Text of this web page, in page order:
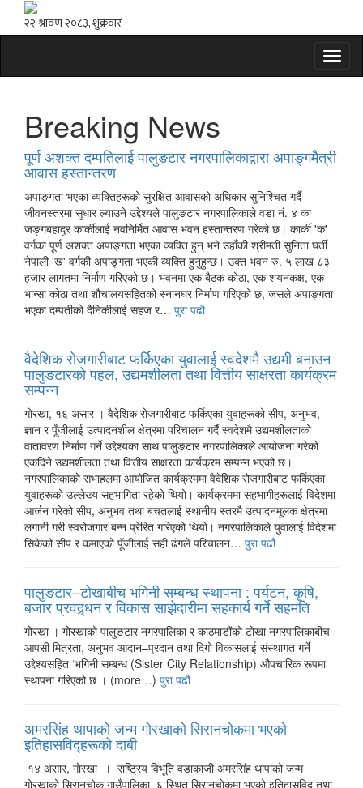
Breaking News
पूर्ण अशक्त दम्पतिलाई पालुङटार नगरपालिकाद्वारा अपाङ्गमैत्री
आवास हस्तान्तरण
अपाङ्गता भएका व्यक्तिहरूको सुरक्षित आवासको अधिकार सुनिश्चित गर्दै
जीवनस्तरमा सुधार ल्याउने उद्देश्यले पालुङटार नगरपालिकाले वडा नं. ४ का
जङ्गबहादुर कार्कीलाई नवनिर्मित आवास भवन हस्तान्तरण गरेको छ। कार्की 'क'
वर्गका पूर्ण अशक्त अपाङ्गता भएका व्यक्ति हुन् भने उहाँकी श्रीमती सुनिता घर्ती
नेपाली 'ख' वर्गकी अपाङ्गता भएकी व्यक्ति हुनुहुन्छ। उक्त भवन रु. ५ लाख ८३
हजार लागतमा निर्माण गरिएको छ। भवनमा एक बैठक कोठा, एक शयनकक्ष, एक
भान्सा कोठा तथा शौचालयसहितको स्नानघर निर्माण गरिएको छ, जसले अपाङ्गता
भएका दम्पतीको दैनिकीलाई सहज र… पुरा पढौ
वैदेशिक रोजगारीबाट फर्किएका युवालाई स्वदेशमै उद्यमी बनाउन
पालुङटारको पहल, उद्यमशीलता तथा वित्तीय साक्षरता कार्यक्रम
सम्पन्न
गोरखा, १६ असार । वैदेशिक रोजगारीबाट फर्किएका युवाहरूको सीप, अनुभव,
ज्ञान र पूँजीलाई उत्पादनशील क्षेत्रमा परिचालन गर्दै स्वदेशमै उद्यमशीलताको
वातावरण निर्माण गर्ने उद्देश्यका साथ पालुङटार नगरपालिकाले आयोजना गरेको
एकदिने उद्यमशीलता तथा वित्तीय साक्षरता कार्यक्रम सम्पन्न भएको छ।
नगरपालिकाको सभाहलमा आयोजित कार्यक्रममा वैदेशिक रोजगारीबाट फर्किएका
युवाहरूको उल्लेख्य सहभागिता रहेको थियो। कार्यक्रममा सहभागीहरूलाई विदेशमा
आर्जन गरेको सीप, अनुभव तथा बचतलाई स्थानीय स्तरमै उत्पादनमूलक क्षेत्रमा
लगानी गरी स्वरोजगार बन्न प्रेरित गरिएको थियो। नगरपालिकाले युवालाई विदेशमा
सिकेको सीप र कमाएको पूँजीलाई सही ढंगले परिचालन… पुरा पढौ
पालुङटार–टोखाबीच भगिनी सम्बन्ध स्थापना : पर्यटन, कृषि,
बजार प्रवद्र्धन र विकास साझेदारीमा सहकार्य गर्ने सहमति
गोरखा । गोरखाको पालुङटार नगरपालिका र काठमाडौंको टोखा नगरपालिकाबीच
आपसी मित्रता, अनुभव आदान–प्रदान तथा दिगो विकासलाई संस्थागत गर्ने
उद्देश्यसहित ‘भगिनी सम्बन्ध (Sister City Relationship) औपचारिक रूपमा
स्थापना गरिएको छ । (more…) पुरा पढौ
अमरसिंह थापाको जन्म गोरखाको सिरानचोकमा भएको
इतिहासविद्हरूको दाबी
१४ असार, गाेरखा । राष्ट्रिय विभूति वडाकाजी अमरसिंह थापाको जन्म
गोरखाको सिरानचोक गाउँपालिका–६ स्थित सिरानचाेकमा भएको इतिहासविद् तथा